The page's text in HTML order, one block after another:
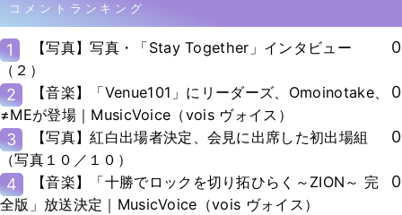
コメントランキング
1
【写真】写真・「Stay Together」インタビュー
（２）
0
2
【音楽】「Venue101」にリーダーズ、Omoinotake、
≠MEが登場｜MusicVoice（vois ヴォイス）
0
3
【写真】紅白出場者決定、会見に出席した初出場組
（写真１０／１０）
0
4
【音楽】「十勝でロックを切り拓ひらく～ZION～ 完
全版」放送決定｜MusicVoice（vois ヴォイス）
0